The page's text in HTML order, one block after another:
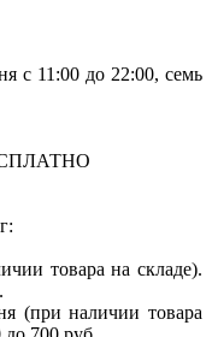
с 11:00 до 22:00, семь
товара на складе).
(при наличии товара